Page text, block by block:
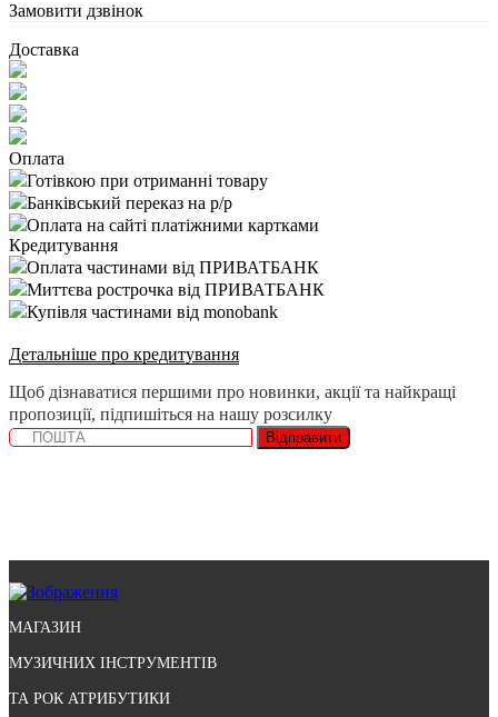
Замовити дзвінок
Доставка
Оплата
Готівкою при отриманні товару
Банківський переказ на р/р
Оплата на сайті платіжними картками
Кредитування
Оплата частинами від ПРИВАТБАНК
Миттєва рострочка від ПРИВАТБАНК
Купівля частинами від monobank
Детальніше про кредитування
Щоб дізнаватися першими про новинки, акції та найкращі
пропозиції, підпишіться на нашу розсилку
Відправити
МАГАЗИН
МУЗИЧНИХ ІНСТРУМЕНТІВ
ТА РОК АТРИБУТИКИ